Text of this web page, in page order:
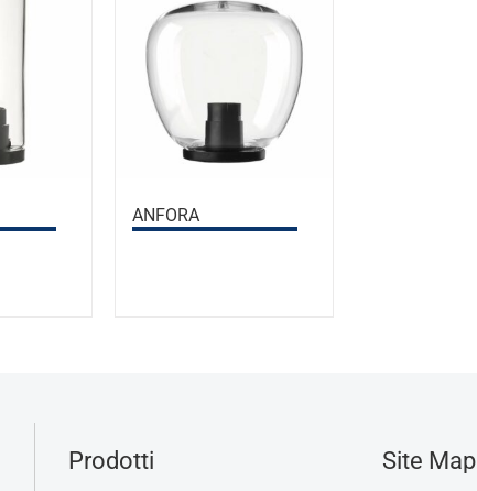
ANFORA
Prodotti Site Map